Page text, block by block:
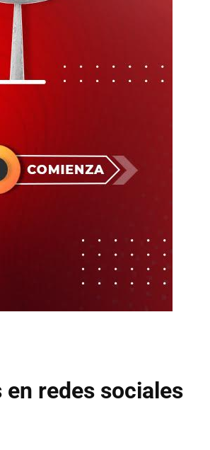
en redes sociales